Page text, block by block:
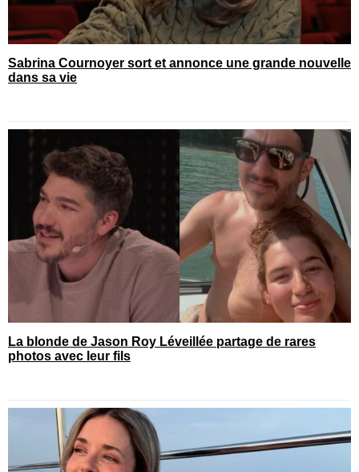
Sabrina Cournoyer sort et annonce une grande nouvelle
dans sa vie
La blonde de Jason Roy Léveillée partage de rares
photos avec leur fils